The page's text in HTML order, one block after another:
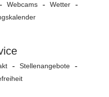
Webcams
Wetter
Stellenangebote